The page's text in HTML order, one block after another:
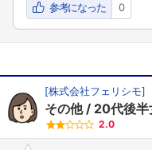
参考になった 0
[株式会社フェリシモ]
その他 20代後半
2.0